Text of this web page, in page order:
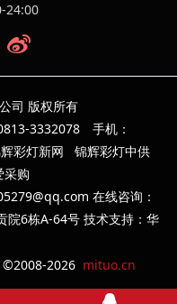
24:00
司 版权所有
3332078 手机：
彩灯新网
锦辉彩灯中供
采购
在线咨询：
院6栋A-64号 技术支持：华
©2008-2026 mituo.cn